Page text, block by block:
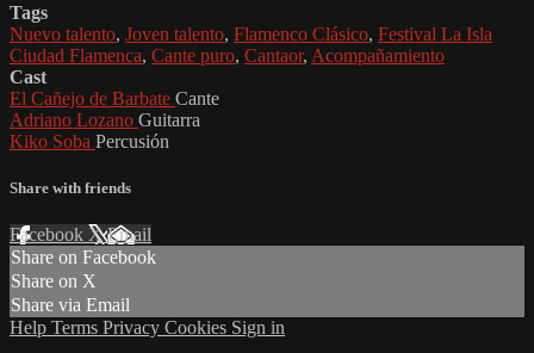
Tags
Nuevo talento, Joven talento, Flamenco Clásico, Festival La Isla
Ciudad Flamenca, Cante puro, Cantaor, Acompañamiento
Cast
El Cañejo de Barbate Cante
Adriano Lozano Guitarra
Kiko Soba Percusión
Share with friends
Facebook XEmail
Share on Facebook
Share on X
Share via Email
Help Terms Privacy Cookies Sign in